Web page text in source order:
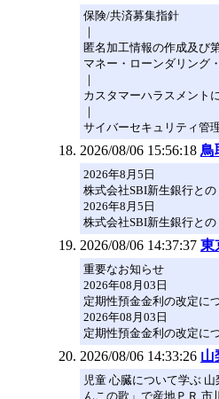
保険/共済募集指針
｜
匿名加工情報の作成及び
マネー・ローンダリング
｜
カスタマーハラスメント
｜
サイバーセキュリティ管
2026/08/06 15:56:18 鳥
2026年8月5日
株式会社SBI新生銀行と
2026年8月5日
株式会社SBI新生銀行と
2026/08/06 14:37:37 東
重要なお知らせ
2026年08月03日
定期性預金金利の改定に
2026年08月03日
定期性預金金利の改定に
2026/08/06 14:33:26 山
児童 心臓について学ぶ
んこの歌」で産地ＰＲ 市